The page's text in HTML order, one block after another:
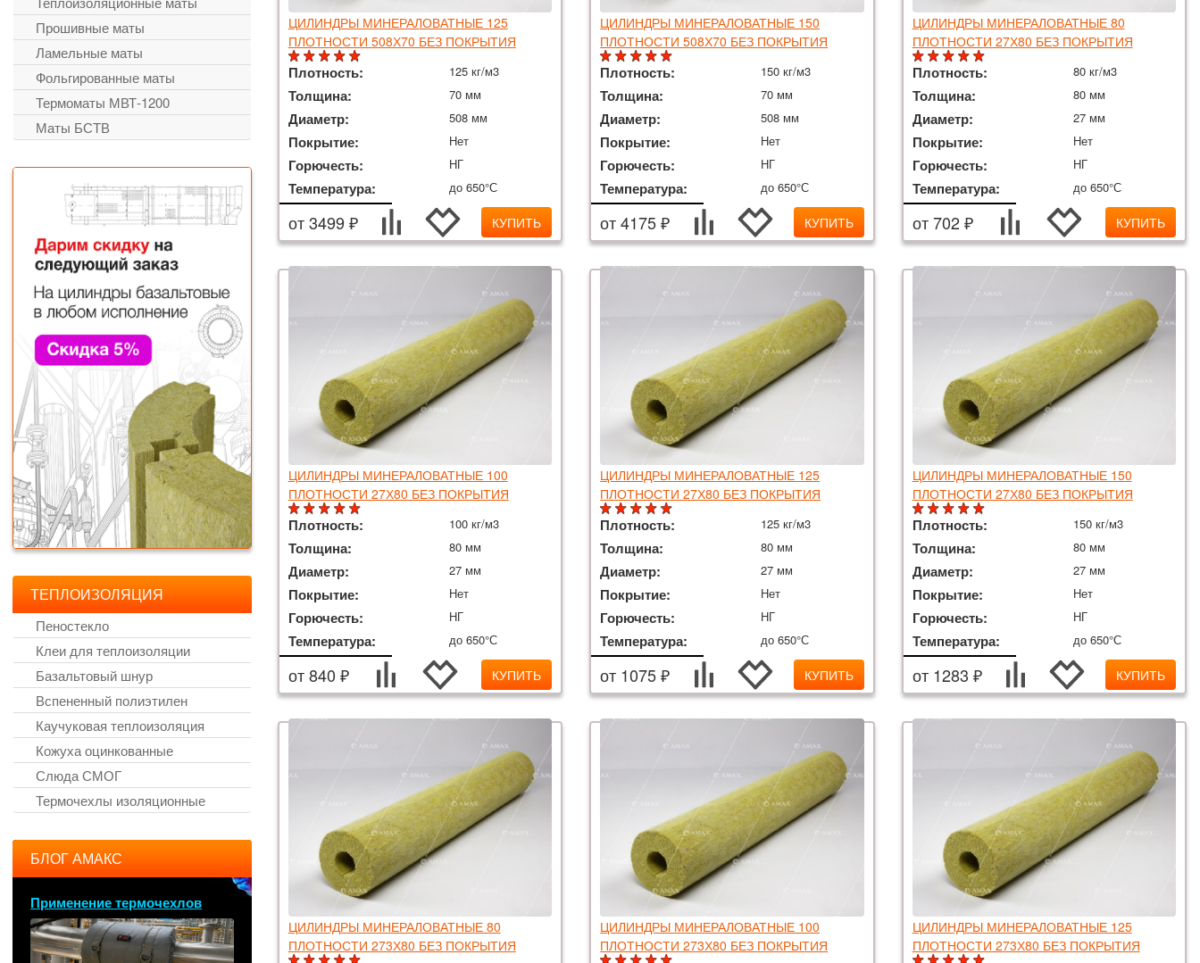
ЦИЛИНДРЫ МИНЕРАЛОВАТНЫЕ 125
ПЛОТНОСТИ 508Х70 БЕЗ ПОКРЫТИЯ
Плотность: 125 кг/м3
Толщина: 70 мм
Диаметр: 508 мм
Покрытие: Нет
Горючесть: НГ
Температура: до 650°С
от 3499 ₽ КУПИТЬ
ЦИЛИНДРЫ МИНЕРАЛОВАТНЫЕ 150
ПЛОТНОСТИ 508Х70 БЕЗ ПОКРЫТИЯ
Плотность: 150 кг/м3
Толщина: 70 мм
Диаметр: 508 мм
Покрытие: Нет
Горючесть: НГ
Температура: до 650°С
от 4175 ₽ КУПИТЬ
ЦИЛИНДРЫ МИНЕРАЛОВАТНЫЕ 80
ПЛОТНОСТИ 27Х80 БЕЗ ПОКРЫТИЯ
Плотность: 80 кг/м3
Толщина: 80 мм
Диаметр: 27 мм
Покрытие: Нет
Горючесть: НГ
Температура: до 650°С
от 702 ₽ КУПИТЬ
ЦИЛИНДРЫ МИНЕРАЛОВАТНЫЕ 100
ПЛОТНОСТИ 27Х80 БЕЗ ПОКРЫТИЯ
Плотность: 100 кг/м3
Толщина: 80 мм
Диаметр: 27 мм
Покрытие: Нет
Горючесть: НГ
Температура: до 650°С
от 840 ₽ КУПИТЬ
ЦИЛИНДРЫ МИНЕРАЛОВАТНЫЕ 125
ПЛОТНОСТИ 27Х80 БЕЗ ПОКРЫТИЯ
Плотность: 125 кг/м3
Толщина: 80 мм
Диаметр: 27 мм
Покрытие: Нет
Горючесть: НГ
Температура: до 650°С
от 1075 ₽ КУПИТЬ
ЦИЛИНДРЫ МИНЕРАЛОВАТНЫЕ 150
ПЛОТНОСТИ 27Х80 БЕЗ ПОКРЫТИЯ
Плотность: 150 кг/м3
Толщина: 80 мм
Диаметр: 27 мм
Покрытие: Нет
Горючесть: НГ
Температура: до 650°С
от 1283 ₽ КУПИТЬ
ЦИЛИНДРЫ МИНЕРАЛОВАТНЫЕ 80
ПЛОТНОСТИ 273Х80 БЕЗ ПОКРЫТИЯ
ЦИЛИНДРЫ МИНЕРАЛОВАТНЫЕ 100
ПЛОТНОСТИ 273Х80 БЕЗ ПОКРЫТИЯ
ЦИЛИНДРЫ МИНЕРАЛОВАТНЫЕ 125
ПЛОТНОСТИ 273Х80 БЕЗ ПОКРЫТИЯ
Прошивные маты
Ламельные маты
Фольгированные маты
Термоматы МВТ-1200
Маты БСТВ
ТЕПЛОИЗОЛЯЦИЯ
Пеностекло
Клеи для теплоизоляции
Базальтовый шнур
Вспененный полиэтилен
Каучуковая теплоизоляция
Кожуха оцинкованные
Слюда СМОГ
Термочехлы изоляционные
БЛОГ АМАКС
Применение термочехлов